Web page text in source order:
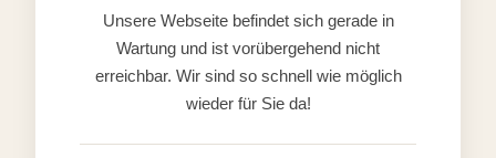
Unsere Webseite befindet sich gerade in
Wartung und ist vorübergehend nicht
erreichbar. Wir sind so schnell wie möglich
wieder für Sie da!